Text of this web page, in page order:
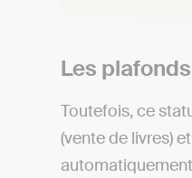
Les
Toutefois, ce
(vente de livres)
automatiquement